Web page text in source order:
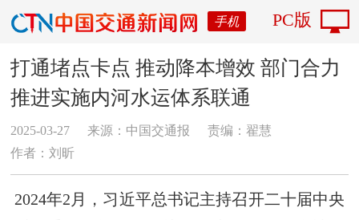
手机 PC版
打通堵点卡点 推动降本增效 部门合力
推进实施内河水运体系联通
2025-03-27 来源：中国交通报
责编：翟慧
作者：刘昕
2024年2月，习近平总书记主持召开二十届中央